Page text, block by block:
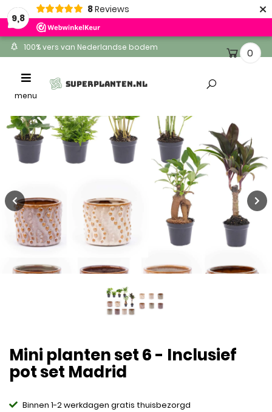
9,8
8Reviews ×
100% vers van Nederlandse bodem
Altijd gratis levering
Toggle
navigation
menu
SUPERPLANTEN.NL
0
Mini planten set 6 - Inclusief
pot set Madrid
Binnen 1-2 werkdagen gratis thuisbezorgd